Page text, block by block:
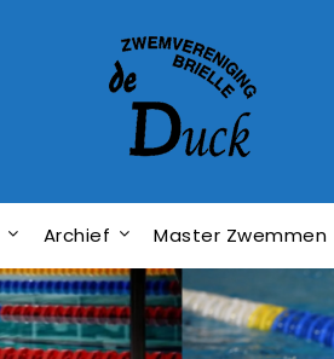
Archief Master Zwemmen